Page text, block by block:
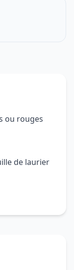
ou rouges
de laurier